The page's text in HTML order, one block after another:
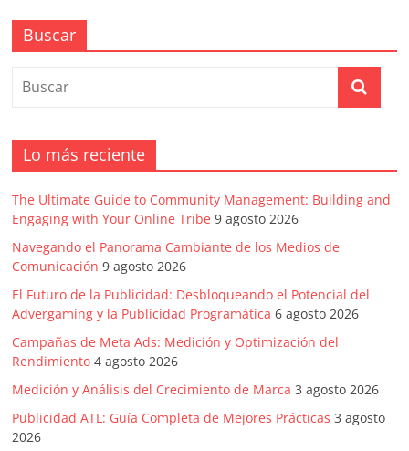
Publicidad
y
Marketing
|
Noticias
de
Actualidad
y
Buscar
Lo más reciente
The Ultimate Guide to Community Management: Building and
Engaging with Your Online Tribe 9 agosto 2026
Navegando el Panorama Cambiante de los Medios de
Comunicación 9 agosto 2026
El Futuro de la Publicidad: Desbloqueando el Potencial del
Advergaming y la Publicidad Programática 6 agosto 2026
Campañas de Meta Ads: Medición y Optimización del
Rendimiento 4 agosto 2026
Medición y Análisis del Crecimiento de Marca 3 agosto 2026
Publicidad ATL: Guía Completa de Mejores Prácticas 3 agosto
2026